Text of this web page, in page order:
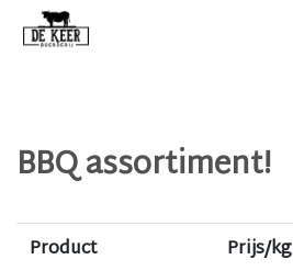
BBQ assortiment!
Product Prijs/kg